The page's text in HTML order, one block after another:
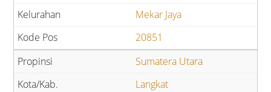
Mekar Jaya
20851
Sumatera Utara
Langkat